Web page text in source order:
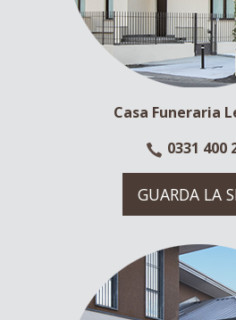
Casa Funeraria
0331 400
GUARDA LA